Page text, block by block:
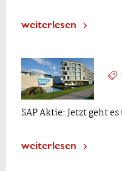
weiterlesen
SAP Aktie: Jetzt geht
weiterlesen